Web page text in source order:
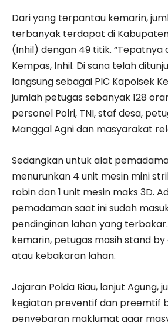
Dari yang terpantau kemarin,
terbanyak terdapat di
(Inhil) dengan 49 titik. “Tepatnya
Kempas, Inhil. Di sana telah
langsung sebagai PIC Kapolsek
jumlah petugas sebanyak 128
personel Polri, TNI, staf desa,
Manggal Agni dan masyarakat
Sedangkan untuk alat
menurunkan 4 unit mesin mini
robin dan 1 unit mesin maks 3D.
pemadaman saat ini sudah
pendinginan lahan yang
kemarin, petugas masih stand by
atau kebakaran lahan.
Jajaran Polda Riau, lanjut Agung,
kegiatan preventif dan preemtif
penyebaran maklumat agar